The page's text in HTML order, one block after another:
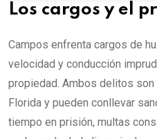
Los cargos y el
Campos enfrenta cargos de
velocidad y conducción
propiedad. Ambos delitos
Florida y pueden conllevar
tiempo en prisión, multas